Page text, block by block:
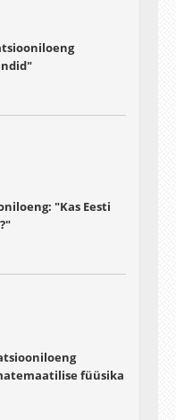
"Kas Eesti
füüsika